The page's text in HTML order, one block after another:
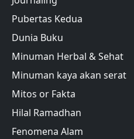
Pubertas Kedua
Dunia Buku
Minuman Herbal & Sehat
Minuman kaya akan serat
Mitos or Fakta
Hilal Ramadhan
Fenomena Alam